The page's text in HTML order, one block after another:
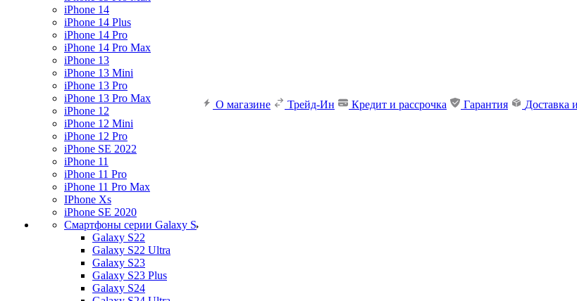
iPhone 14
iPhone 14 Plus
iPhone 14 Pro
iPhone 14 Pro Max
iPhone 13
iPhone 13 Mini
iPhone 13 Pro
iPhone 13 Pro Max
iPhone 12
iPhone 12 Mini
iPhone 12 Pro
iPhone SE 2022
iPhone 11
iPhone 11 Pro
iPhone 11 Pro Max
IPhone Xs
iPhone SE 2020
Смартфоны серии Galaxy S
Galaxy S22
Galaxy S22 Ultra
Galaxy S23
Galaxy S23 Plus
Galaxy S24
О магазине Трейд-Ин Кредит и рассрочка Гарантия Доставка